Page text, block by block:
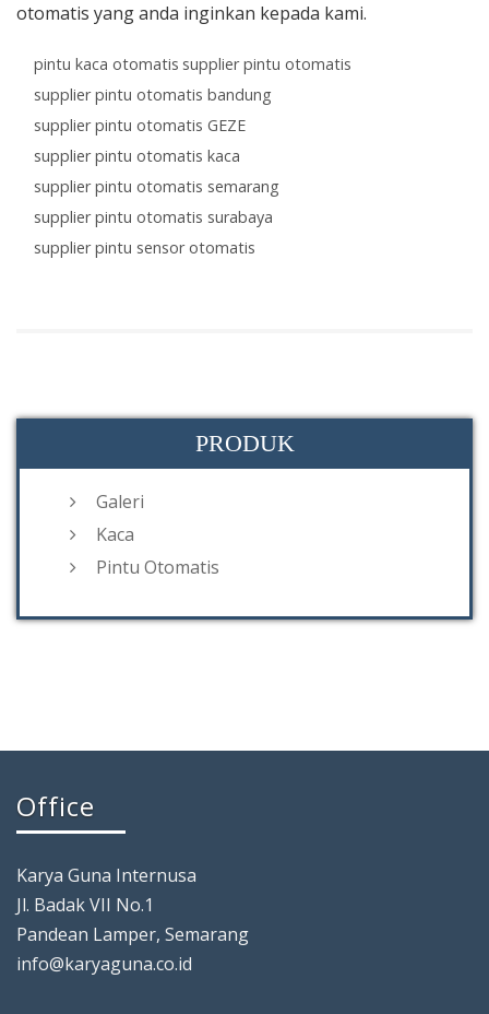
otomatis yang anda inginkan kepada kami.
pintu kaca otomatis supplier pintu otomatis
supplier pintu otomatis bandung
supplier pintu otomatis GEZE
supplier pintu otomatis kaca
supplier pintu otomatis semarang
supplier pintu otomatis surabaya
supplier pintu sensor otomatis
PRODUK
Galeri
Kaca
Pintu Otomatis
Office
Karya Guna Internusa
Jl. Badak VII No.1
Pandean Lamper, Semarang
info@karyaguna.co.id